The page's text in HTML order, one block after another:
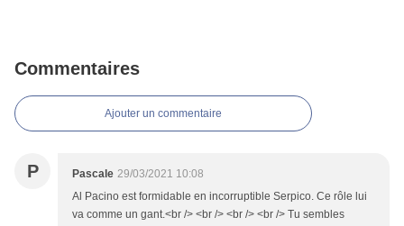
Commentaires
Ajouter un commentaire
P Pascale 29/03/2021 10:08
Al Pacino est formidable en incorruptible Serpico. Ce rôle lui
va comme un gant.<br /> <br /> <br /> <br /> Tu sembles